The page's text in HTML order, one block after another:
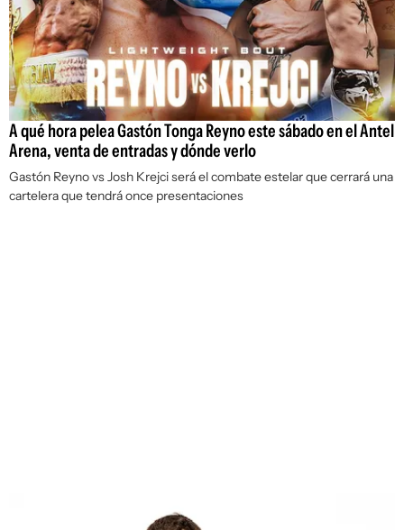
A qué hora pelea Gastón Tonga Reyno este sábado en el Antel
Arena, venta de entradas y dónde verlo
Gastón Reyno vs Josh Krejci será el combate estelar que cerrará una
cartelera que tendrá once presentaciones